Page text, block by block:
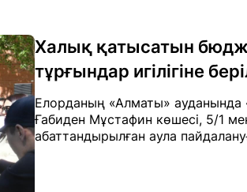
Халық қатысатын
тұрғындар игілігіне
Елорданың «Алматы»
Ғабиден Мұстафин көшесі, 5/1
абаттандырылған аула